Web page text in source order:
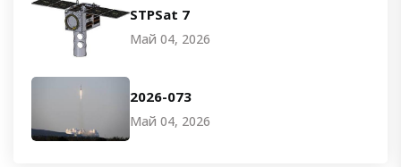
STPSat 7
Май 04, 2026
2026-073
Май 04, 2026